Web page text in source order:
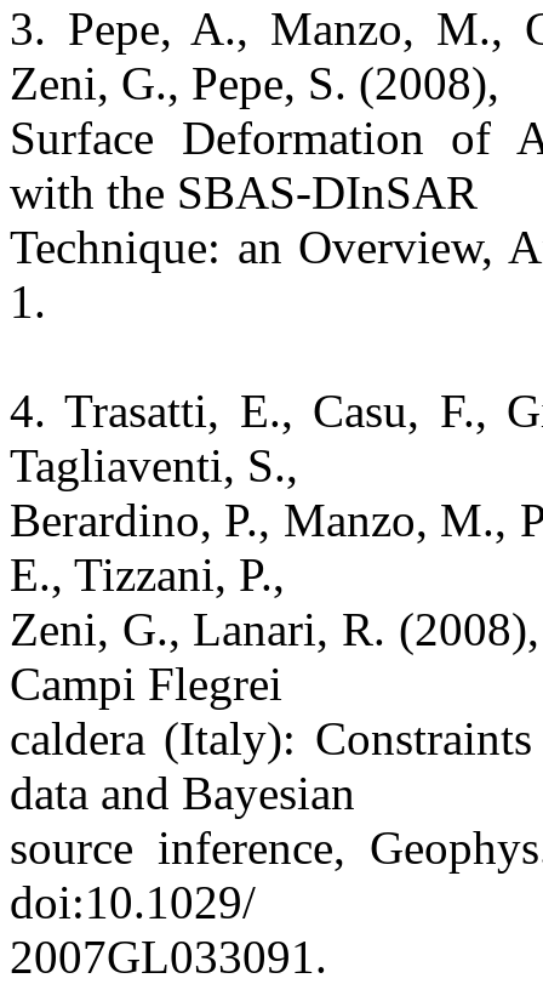
3. Pepe, A., Manzo, M.,
Zeni, G., Pepe, S. (2008),
Surface Deformation of
with the SBAS-DInSAR
Technique: an Overview,
1.
4. Trasatti, E., Casu, F.,
Tagliaventi, S.,
Berardino, P., Manzo, M.,
E., Tizzani, P.,
Zeni, G., Lanari, R.
Campi Flegrei
caldera (Italy):
data and Bayesian
source inference,
doi:10.1029/
2007GL033091.